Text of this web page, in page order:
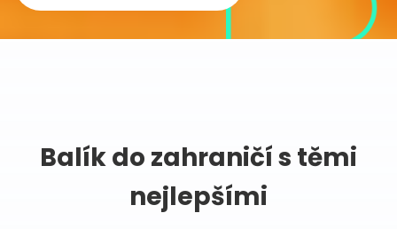
Balík do zahraničí s těmi
nejlepšími